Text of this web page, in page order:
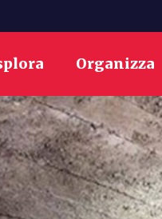
Organizza